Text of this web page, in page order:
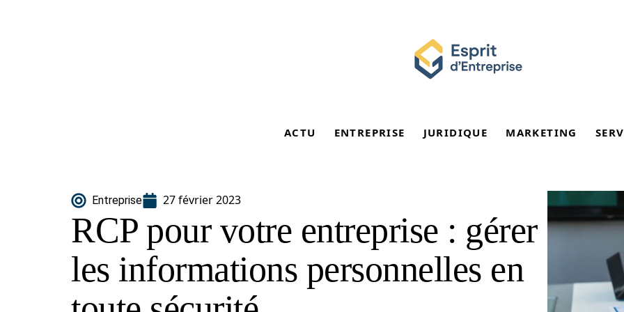
ACTU ENTREPRISE JURIDIQUE MARKETING
Entreprise 27 février 2023
RCP pour votre entreprise : gérer
les informations personnelles en